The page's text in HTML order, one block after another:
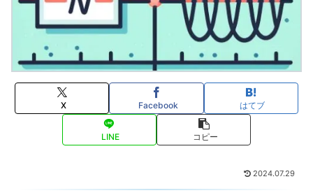
X Facebook はてブ
LINE コピー
2024.07.29